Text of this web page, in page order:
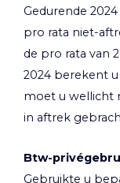
Gedurende
pro rata niet-
de pro rata van
2024 berekent
moet u wellicht
in aftrek
Btw-
Gebruikte u